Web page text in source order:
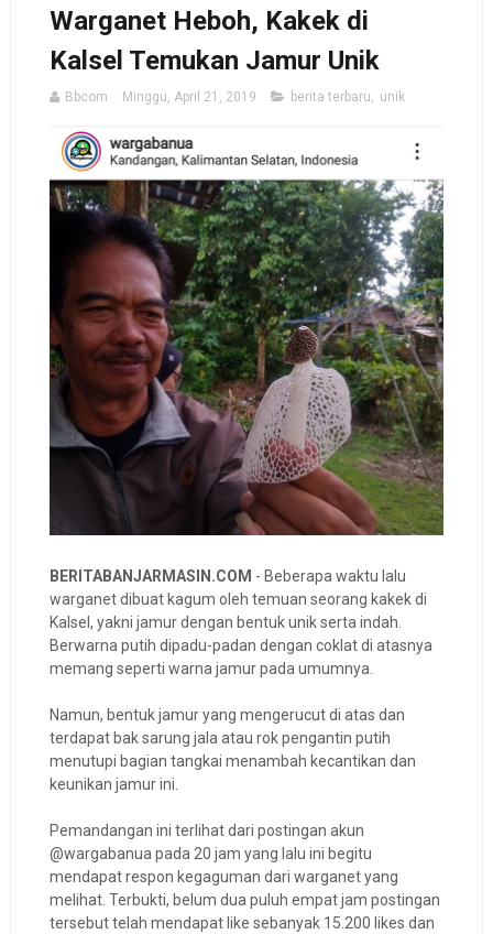
Warganet Heboh, Kakek di
Kalsel Temukan Jamur Unik
Bbcom Minggu, April 21, 2019 berita terbaru, unik
BERITABANJARMASIN.COM - Beberapa waktu lalu
warganet dibuat kagum oleh temuan seorang kakek di
Kalsel, yakni jamur dengan bentuk unik serta indah.
Berwarna putih dipadu-padan dengan coklat di atasnya
memang seperti warna jamur pada umumnya.
Namun, bentuk jamur yang mengerucut di atas dan
terdapat bak sarung jala atau rok pengantin putih
menutupi bagian tangkai menambah kecantikan dan
keunikan jamur ini.
Pemandangan ini terlihat dari postingan akun
@wargabanua pada 20 jam yang lalu ini begitu
mendapat respon kegaguman dari warganet yang
melihat. Terbukti, belum dua puluh empat jam postingan
tersebut telah mendapat like sebanyak 15.200 likes dan